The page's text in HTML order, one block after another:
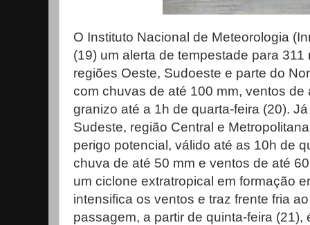
O Instituto Nacional de Meteorologia
(19) um alerta de tempestade para
regiões Oeste, Sudoeste e parte do
com chuvas de até 100 mm, ventos de
granizo até a 1h de quarta-feira (20).
Sudeste, região Central e
perigo potencial, válido até as 10h de
chuva de até 50 mm e ventos de até
um ciclone extratropical em formação
intensifica os ventos e traz frente fria
passagem, a partir de quinta-feira